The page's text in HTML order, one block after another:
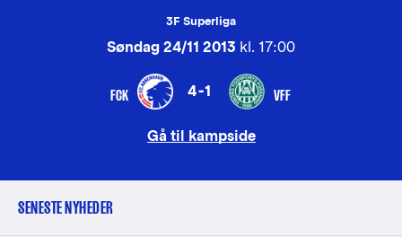
3F Superliga
Søndag 24/11 2013 kl. 17:00
FCK 4-1 VFF
Gå til kampside
SENESTE NYHEDER